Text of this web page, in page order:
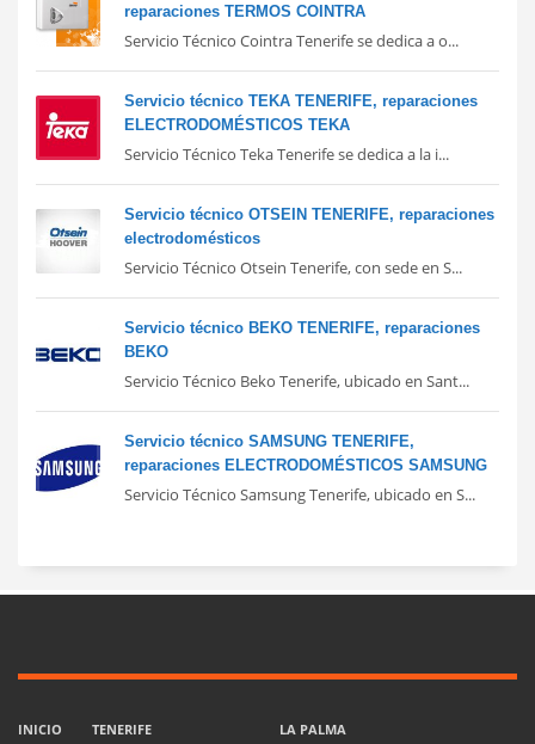
reparaciones TERMOS COINTRA
Servicio Técnico Cointra Tenerife se dedica a o...
Servicio técnico TEKA TENERIFE, reparaciones
ELECTRODOMÉSTICOS TEKA
Servicio Técnico Teka Tenerife se dedica a la i...
Servicio técnico OTSEIN TENERIFE, reparaciones
electrodomésticos
Servicio Técnico Otsein Tenerife, con sede en S...
Servicio técnico BEKO TENERIFE, reparaciones
BEKO
Servicio Técnico Beko Tenerife, ubicado en Sant...
Servicio técnico SAMSUNG TENERIFE,
reparaciones ELECTRODOMÉSTICOS SAMSUNG
Servicio Técnico Samsung Tenerife, ubicado en S...
INICIO
TENERIFE
LA PALMA